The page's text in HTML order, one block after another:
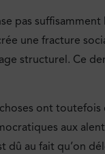
pas
une fracture
structurel. Ce
ont
aux
dû au fait qu’on